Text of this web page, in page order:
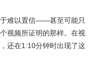
难以置信——甚至可能只
视频所证明的那样。在视
还在1:10分钟时出现了这